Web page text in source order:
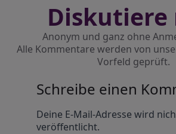
Diskutiere
Anonym und ganz ohne
Alle Kommentare werden von
Vorfeld geprüft.
Schreibe einen
Deine E-Mail-Adresse wird
veröffentlicht.